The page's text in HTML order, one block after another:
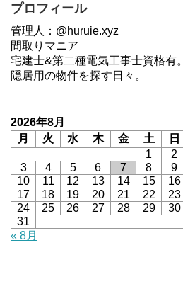
プロフィール
管理人：@huruie.xyz
間取りマニア
宅建士&第二種電気工事士資格有。
隠居用の物件を探す日々。
2026年8月
月
火 水 木 金 土
日
1
2
3
4 5 6 7 8
9
10
11 12 13 14 15
16
17
18 19 20 21 22
23
24
25 26 27 28 29
30
31
« 8月